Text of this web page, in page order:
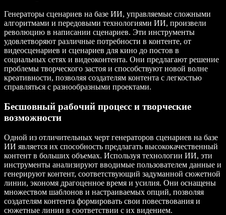
Генераторы сценариев на базе ИИ, управляемые сложными
алгоритмами и передовыми технологиями ИИ, произвели
революцию в написании сценариев. Эти инструменты
удовлетворяют различные потребности в контенте, от
видеосценариев и сценариев для кино до постов в
социальных сетях и видеоконтента. Они предлагают решение
проблемы творческого застоя и способствуют новой волне
креативности, позволяя создателям контента с легкостью
справляться с разнообразными проектами.
Бесшовный рабочий процесс и творческие
возможности
Одной из отличительных черт генераторов сценариев на базе
ИИ является их способность предлагать высококачественный
контент в больших объемах. Используя технологии ИИ, эти
инструменты анализируют вводимые пользователем данные и
генерируют контент, соответствующий задуманной сюжетной
линии, экономя драгоценное время и усилия. Они оснащены
множеством шаблонов и настраиваемых опций, позволяя
создателям контента формировать свои повествования и
сюжетные линии в соответствии с их видением.